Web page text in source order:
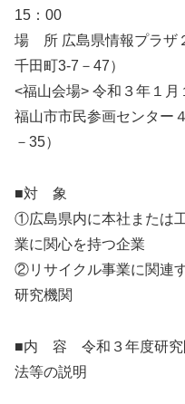
15：00
場 所 広島県情報プラザ
千田町3-7－47）
<福山会場> 令和３年１
福山市市民参画センター
－35）
■対 象
①広島県内に本社または
業に関心を持つ企業
②リサイクル事業に関連
研究機関
■内 容 令和３年度研究
法等の説明